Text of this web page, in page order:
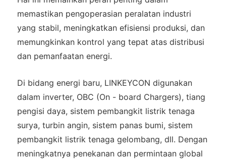
memastikan pengoperasian peralatan industri
yang stabil, meningkatkan efisiensi produksi, dan
memungkinkan kontrol yang tepat atas distribusi
dan pemanfaatan energi.
Di bidang energi baru, LINKEYCON digunakan
dalam inverter, OBC (On - board Chargers), tiang
pengisi daya, sistem pembangkit listrik tenaga
surya, turbin angin, sistem panas bumi, sistem
pembangkit listrik tenaga gelombang, dll. Dengan
meningkatnya penekanan dan permintaan global